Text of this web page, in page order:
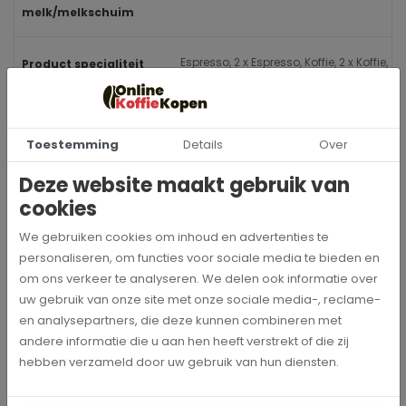
melk/melkschuim
Product specialiteit
Espresso, 2 x Espresso, Koffie, 2 x Koffie,
melk, Americano, Melkschuimportie
One-Touch Lungo-
Pulse Extraction Process (P.E.P.®)
Thermoblok
verwarmingssysteem
Poederschacht voor
gemalen koffie
Ja
Toestemming Details Over
Deze website maakt gebruik van
cookies
We gebruiken cookies om inhoud en advertenties te
personaliseren, om functies voor sociale media te bieden en
om ons verkeer te analyseren. We delen ook informatie over
uw gebruik van onze site met onze sociale media-, reclame-
en analysepartners, die deze kunnen combineren met
andere informatie die u aan hen heeft verstrekt of die zij
hebben verzameld door uw gebruik van hun diensten.